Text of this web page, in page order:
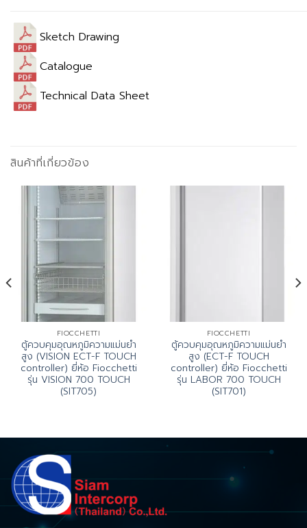
Sketch Drawing
Catalogue
Technical Data Sheet
สินค้าที่เกี่ยวข้อง
FIOCCHETTI
ตู้ควบคุมอุณหภูมิความแม่นยำ
สูง (VISION ECT-F TOUCH
controller) ยี่ห้อ Fiocchetti
รุ่น VISION 700 TOUCH
(SIT705)
FIOCCHETTI
ตู้ควบคุมอุณหภูมิความแม่นยำ
สูง (ECT-F TOUCH
controller) ยี่ห้อ Fiocchetti
รุ่น LABOR 700 TOUCH
(SIT701)